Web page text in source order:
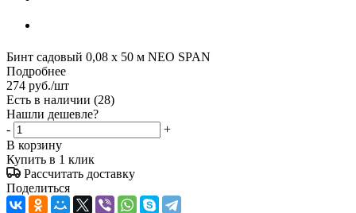
Бинт садовый 0,08 х 50 м NEO SPAN
Подробнее
274 руб./шт
Есть в наличии (28)
Нашли дешевле?
-
+
В корзину
Купить в 1 клик
Рассчитать доставку
Поделиться